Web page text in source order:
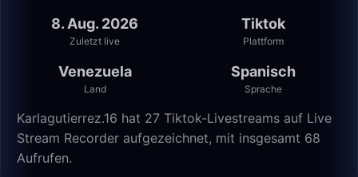
8. Aug. 2026
Zuletzt live
Tiktok
Plattform
Venezuela
Land
Spanisch
Sprache
Karlagutierrez.16 hat 27 Tiktok-Livestreams auf Live
Stream Recorder aufgezeichnet, mit insgesamt 68
Aufrufen.